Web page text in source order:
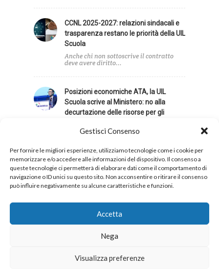
Gestisci Consenso
Per fornire le migliori esperienze, utilizziamo tecnologie come i cookie per
memorizzare e/o accedere alle informazioni del dispositivo. Il consenso a
queste tecnologie ci permetterà di elaborare dati come il comportamento di
navigazione o ID unici su questo sito. Non acconsentire o ritirare il consenso
può influire negativamente su alcune caratteristiche e funzioni.
Accetta
Nega
Visualizza preferenze
CCNL 2025-2027: relazioni sindacali e
trasparenza restano le priorità della UIL
Scuola
Anche chi non sottoscrive il contratto
deve avere diritto...
Posizioni economiche ATA, la UIL
Scuola scrive al Ministero: no alla
decurtazione delle risorse per gli
La UIL Scuola ha inviato una lettera al
Cookies